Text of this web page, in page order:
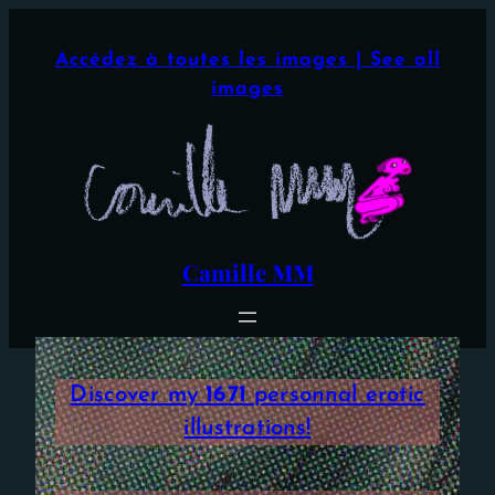
Accédez à toutes les images | See all
images
Camille MM
Discover my1671personnal erotic
illustrations!